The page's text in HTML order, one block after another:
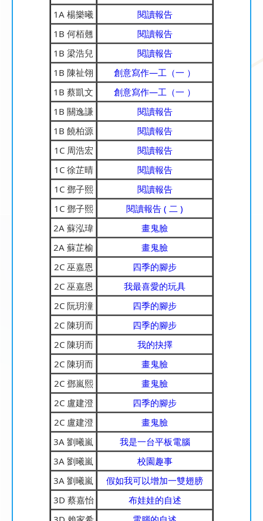
1A 楊樂曦
閱讀報告
1B 何栢翹
閱讀報告
1B 梁浩兒
閱讀報告
1B 陳祉翎
創意寫作—工（一 ）
1B 蔡凱文
創意寫作—工（一 ）
1B 關逸謙
閱讀報告
1B 饒柏源
閱讀報告
1C 周浩宏
閱讀報告
1C 徐芷晴
閱讀報告
1C 鄧子熙
閱讀報告
1C 鄧子熙
閱讀報告 ( 二 )
2A 蘇泓瑋
畫鬼臉
2A 蘇芷榆
畫鬼臉
2C 巫嘉恩
四季的腳步
2C 巫嘉恩
我最喜愛的玩具
2C 阮玥潼
四季的腳步
2C 陳玥而
四季的腳步
2C 陳玥而
我的抉擇
2C 陳玥而
畫鬼臉
2C 鄧嵐熙
畫鬼臉
2C 盧建澄
四季的腳步
2C 盧建澄
畫鬼臉
3A 劉曦嵐
我是一台平板電腦
3A 劉曦嵐
校園趣事
3A 劉曦嵐
假如我可以增加一雙翅膀
3D 蔡嘉怡
布娃娃的自述